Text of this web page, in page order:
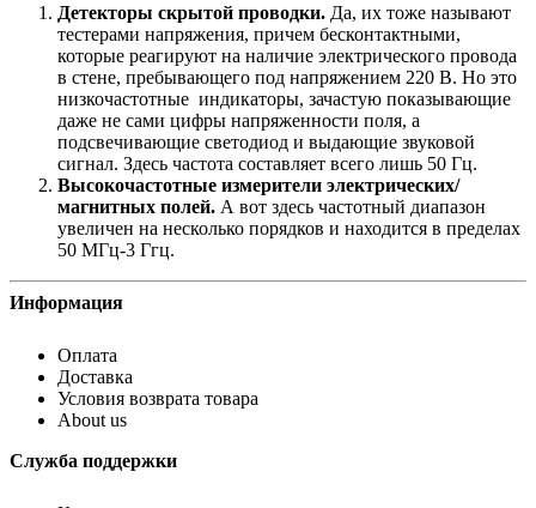
Детекторы скрытой проводки. Да, их тоже называют
тестерами напряжения, причем бесконтактными,
которые реагируют на наличие электрического провода
в стене, пребывающего под напряжением 220 В. Но это
низкочастотные индикаторы, зачастую показывающие
даже не сами цифры напряженности поля, а
подсвечивающие светодиод и выдающие звуковой
сигнал. Здесь частота составляет всего лишь 50 Гц.
Высокочастотные измерители электрических/
магнитных полей. А вот здесь частотный диапазон
увеличен на несколько порядков и находится в пределах
50 МГц-3 Ггц.
Информация
Оплата
Доставка
Условия возврата товара
About us
Служба поддержки